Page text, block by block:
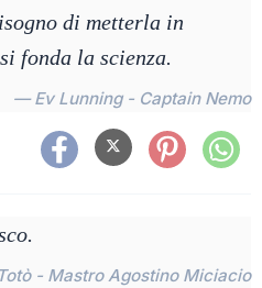
di metterla in
fonda la scienza.
— Ev Lunning - Captain Nemo
- Mastro Agostino Miciacio